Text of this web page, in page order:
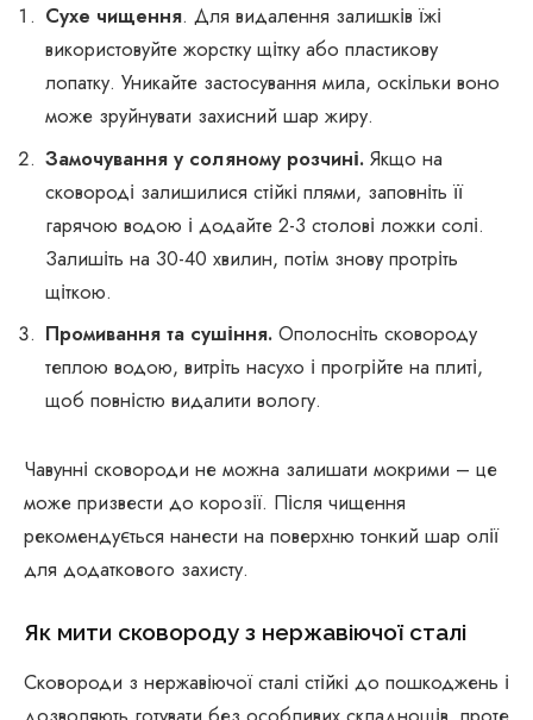
Сухе чищення. Для видалення залишків їжі
використовуйте жорстку щітку або пластикову
лопатку. Уникайте застосування мила, оскільки воно
може зруйнувати захисний шар жиру.
Замочування у соляному розчині. Якщо на
сковороді залишилися стійкі плями, заповніть її
гарячою водою і додайте 2-3 столові ложки солі.
Залишіть на 30-40 хвилин, потім знову протріть
щіткою.
Промивання та сушіння. Ополосніть сковороду
теплою водою, витріть насухо і прогрійте на плиті,
щоб повністю видалити вологу.
Чавунні сковороди не можна залишати мокрими – це
може призвести до корозії. Після чищення
рекомендується нанести на поверхню тонкий шар олії
для додаткового захисту.
Як мити сковороду з нержавіючої сталі
Сковороди з нержавіючої сталі стійкі до пошкоджень і